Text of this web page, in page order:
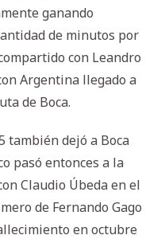
ganando
de minutos por
con Leandro
Argentina llegado a
de Boca.
también dejó a Boca
pasó entonces a la
Claudio Úbeda en el
de Fernando Gago
en octubre